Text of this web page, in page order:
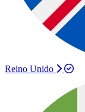
Reino Unido